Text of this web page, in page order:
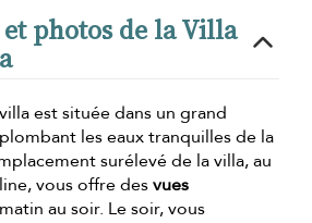
photos de la Villa
est située dans un grand
les eaux tranquilles de la
surélevé de la villa, au
vous offre desvues
au soir. Le soir, vous